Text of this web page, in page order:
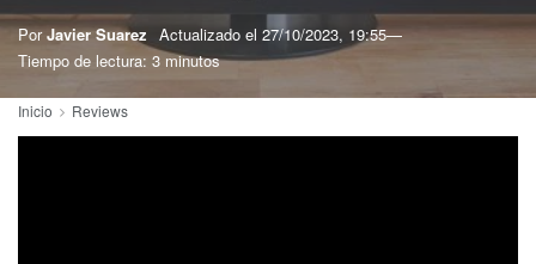
Por Javier Suarez Actualizado el 27/10/2023, 19:55
Tiempo de lectura: 3 minutos
Inicio Reviews